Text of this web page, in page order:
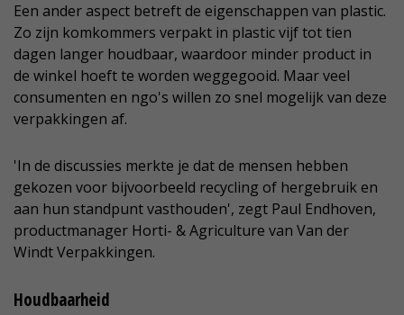
Een ander aspect betreft de eigenschappen van plastic.
Zo zijn komkommers verpakt in plastic vijf tot tien
dagen langer houdbaar, waardoor minder product in
de winkel hoeft te worden weggegooid. Maar veel
consumenten en ngo's willen zo snel mogelijk van deze
verpakkingen af.
'In de discussies merkte je dat de mensen hebben
gekozen voor bijvoorbeeld recycling of hergebruik en
aan hun standpunt vasthouden', zegt Paul Endhoven,
productmanager Horti- & Agriculture van Van der
Windt Verpakkingen.
Houdbaarheid